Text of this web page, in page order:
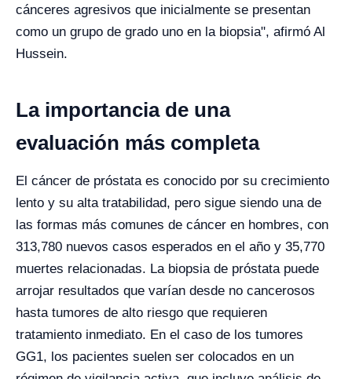
cánceres agresivos que inicialmente se presentan
como un grupo de grado uno en la biopsia", afirmó Al
Hussein.
La importancia de una
evaluación más completa
El cáncer de próstata es conocido por su crecimiento
lento y su alta tratabilidad, pero sigue siendo una de
las formas más comunes de cáncer en hombres, con
313,780 nuevos casos esperados en el año y 35,770
muertes relacionadas. La biopsia de próstata puede
arrojar resultados que varían desde no cancerosos
hasta tumores de alto riesgo que requieren
tratamiento inmediato. En el caso de los tumores
GG1, los pacientes suelen ser colocados en un